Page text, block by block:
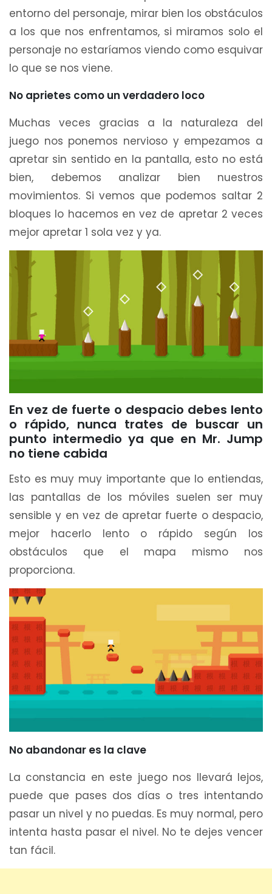
entorno del personaje, mirar bien los obstáculos
a los que nos enfrentamos, si miramos solo el
personaje no estaríamos viendo como esquivar
lo que se nos viene.
No aprietes como un verdadero loco
Muchas veces gracias a la naturaleza del
juego nos ponemos nervioso y empezamos a
apretar sin sentido en la pantalla, esto no está
bien, debemos analizar bien nuestros
movimientos. Si vemos que podemos saltar 2
bloques lo hacemos en vez de apretar 2 veces
mejor apretar 1 sola vez y ya.
En vez de fuerte o despacio debes lento
o rápido, nunca trates de buscar un
punto intermedio ya que en Mr. Jump
no tiene cabida
Esto es muy muy importante que lo entiendas,
las pantallas de los móviles suelen ser muy
sensible y en vez de apretar fuerte o despacio,
mejor hacerlo lento o rápido según los
obstáculos que el mapa mismo nos
proporciona.
No abandonar es la clave
La constancia en este juego nos llevará lejos,
puede que pases dos días o tres intentando
pasar un nivel y no puedas. Es muy normal, pero
intenta hasta pasar el nivel. No te dejes vencer
tan fácil.